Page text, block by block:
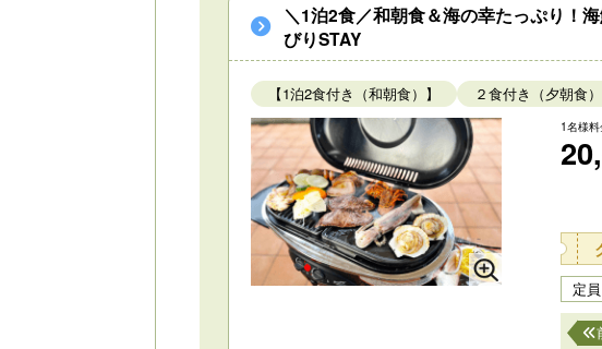
＼1泊2食／和朝食＆海の幸たっぷり！
びりSTAY
【1泊2食付き（和朝食）】 ２食付き（夕朝食）
1名様
定員